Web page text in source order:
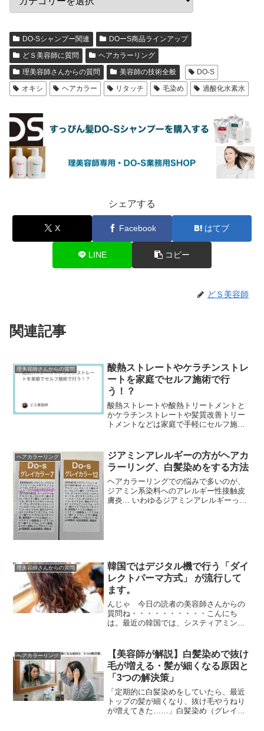
DO-Sシャンプー関連
DOーS商品ラインアップ
どＳ美容師に質問
ヘアカラーリング
理美容師さんからの質問
美容師の技術全般
DO-S
オキシ
ヘアカラー リタッチ 毛染め 過酸化水素水
シェアする
X Facebook はてブ
LINE コピー
どＳ美容師
関連記事
理美容師さんからの質問
酸熱ストレートやケラチンストレ
ートを家庭でセルフ施術で行
う！？
酸熱ストレートや酸熱トリートメントと
かケラチンストレートや髪質改善トリー
トメントなどは家庭で手軽にセルフ施術
髪の毛を傷める事もな...
ヘアカラーリング
ジアミンアレルギーの方がヘアカ
ラーリング、白髪染めをする方法
ヘアカラーリングでの悩みで多いのが、
ジアミン系染料へのアレルギー性接触皮
膚炎... いわゆるジアミンアレルギーって
理美容師さんからの質問
韓国ではデジタル機で行う「ダイ
レクトパーマ方式」 が流行して
ます。
んじゃ 今日の読者の美容師さんからの
質問ね・・・・・・・・・・こんにち
は。最近の韓国では、システィアミン
パーマの利用とあわ...
ヘアカラーリング
【美容師が解説】白髪染めで抜け
毛が増える・髪が細くなる原因と
「3つの解決策」
「定期的に白髪染めをしていたら、最近
トップの髪が細くなり、抜け毛やうねり
が増えてきた……」白髪染め（グレイカ